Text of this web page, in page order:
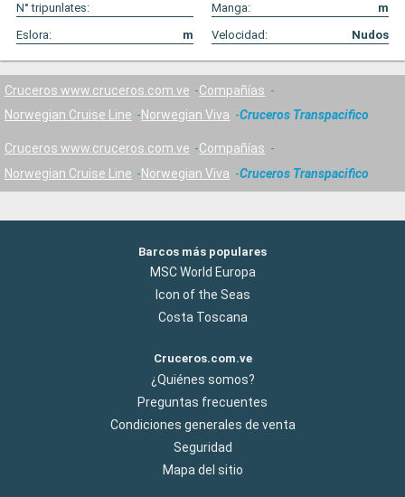
N° tripunlates:
Manga:
m
Eslora:
m Velocidad: Nudos
Cruceros www.cruceros.com.ve
Compañías
Norwegian Cruise Line
Norwegian Viva Cruceros Transpacifico
Cruceros www.cruceros.com.ve
Compañías
Norwegian Cruise Line
Norwegian Viva Cruceros Transpacifico
Barcos más populares
MSC World Europa
Icon of the Seas
Costa Toscana
Cruceros.com.ve
¿Quiénes somos?
Preguntas frecuentes
Condiciones generales de venta
Seguridad
Mapa del sitio